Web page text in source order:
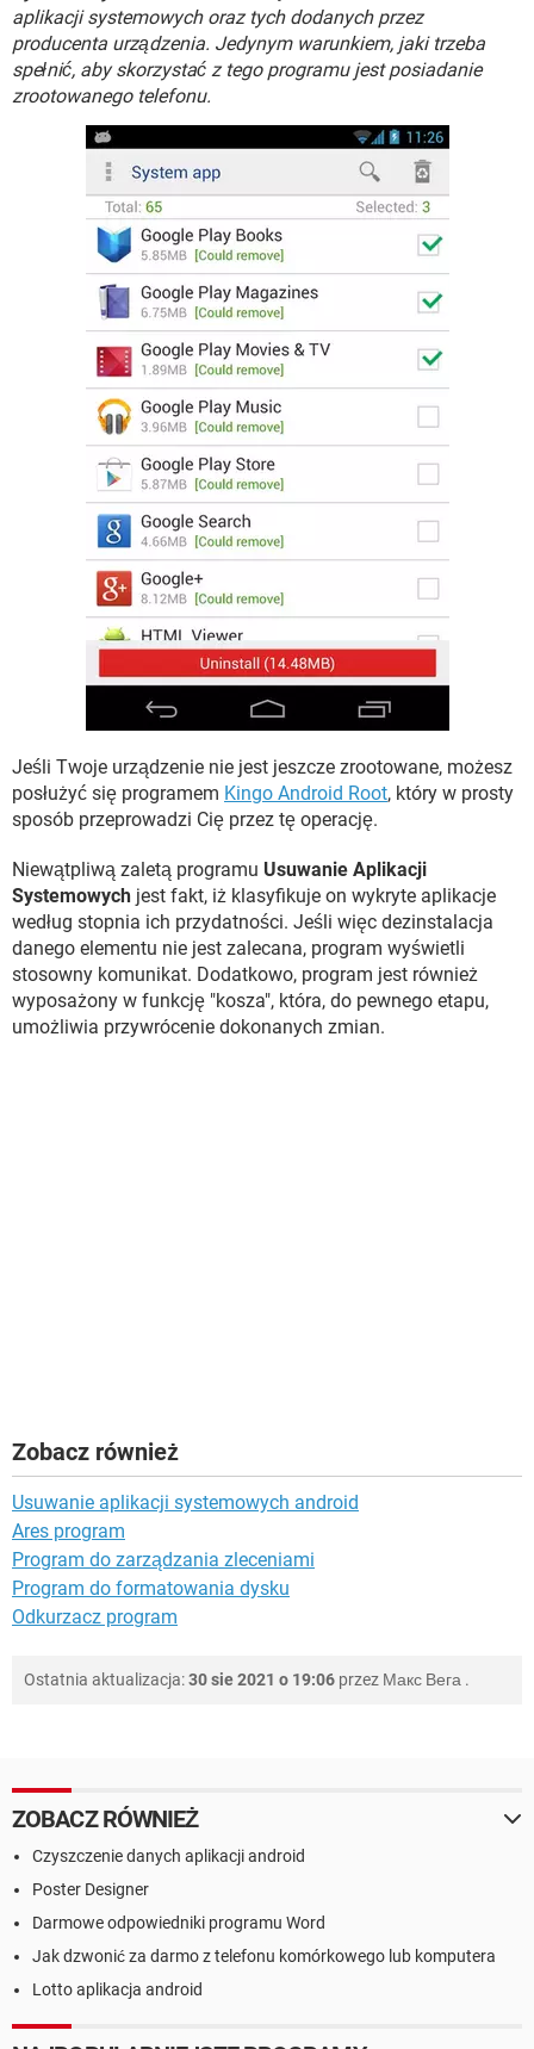
WINDOWS 10
aplikacji systemowych oraz tych dodanych przez
producenta urządzenia. Jedynym warunkiem, jaki trzeba
spełnić, aby skorzystać z tego programu jest posiadanie
zrootowanego telefonu.
Jeśli Twoje urządzenie nie jest jeszcze zrootowane, możesz
posłużyć się programem Kingo Android Root, który w prosty
sposób przeprowadzi Cię przez tę operację.
Niewątpliwą zaletą programu Usuwanie Aplikacji
Systemowych jest fakt, iż klasyfikuje on wykryte aplikacje
według stopnia ich przydatności. Jeśli więc dezinstalacja
danego elementu nie jest zalecana, program wyświetli
stosowny komunikat. Dodatkowo, program jest również
wyposażony w funkcję "kosza", która, do pewnego etapu,
umożliwia przywrócenie dokonanych zmian.
Zobacz również
Usuwanie aplikacji systemowych android
Ares program
Program do zarządzania zleceniami
Program do formatowania dysku
Odkurzacz program
Ostatnia aktualizacja:30 sie 2021 o 19:06 przez Макс Вега .
ZOBACZ RÓWNIEŻ
Czyszczenie danych aplikacji android
Poster Designer
Darmowe odpowiedniki programu Word
Jak dzwonić za darmo z telefonu komórkowego lub komputera
Lotto aplikacja android